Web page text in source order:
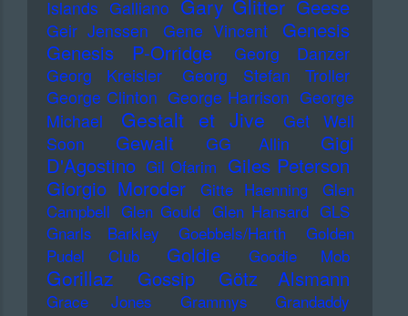
Islands Galliano Gary Glitter Geese
Geir Jenssen Gene Vincent
Genesis
Genesis P-Orridge
Georg Danzer
Georg Kreisler
Georg Stefan Troller
George Clinton George Harrison George
Michael
Gestalt et Jive
Get Well
Soon
Gewalt GG Allin
Gigi
D'Agostino Gil Ofarim Giles Peterson
Giorgio Moroder
Gitte Haenning
Glen
Campbell Glen Gould Glen Hansard GLS
Gnarls Barkley
Goebbels/Harth
Golden
Pudel Club
Goldie Goodie Mob
Gorillaz Gossip Götz Alsmann
Grace Jones Grammys
Grandaddy